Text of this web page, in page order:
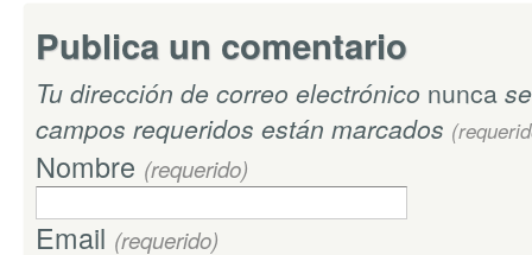
Publica un comentario
Tu dirección de correo electrónico nunca
campos requeridos están marcados
Nombre (requerido)
Email (requerido)